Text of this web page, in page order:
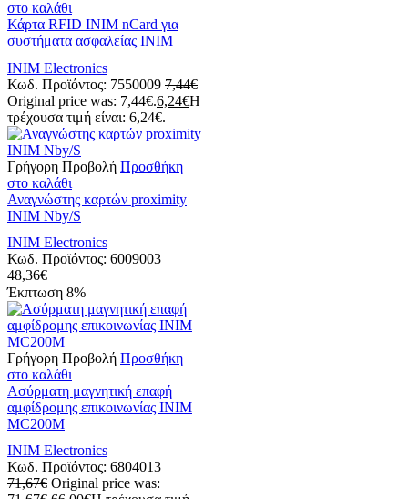
στο καλάθι
Κάρτα RFID INIM nCard για
συστήματα ασφαλείας INIM
INIM Electronics
Κωδ. Προϊόντος: 7550009 7,44€
Original price was: 7,44€.6,24€Η
τρέχουσα τιμή είναι: 6,24€.
Γρήγορη Προβολή Προσθήκη
στο καλάθι
Αναγνώστης καρτών proximity
INIM Nby/S
INIM Electronics
Κωδ. Προϊόντος: 6009003
48,36€
Έκπτωση 8%
Γρήγορη Προβολή Προσθήκη
στο καλάθι
Ασύρματη μαγνητική επαφή
αμφίδρομης επικοινωνίας INIM
MC200M
INIM Electronics
Κωδ. Προϊόντος: 6804013
71,67€ Original price was: